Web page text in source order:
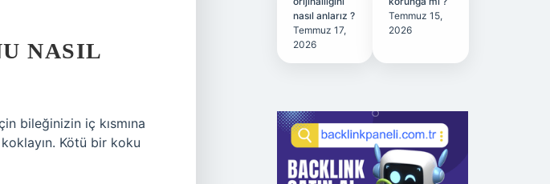
NASIL
bileğinizin iç kısmına
Kötü bir koku
nasıl anlarız ?
Temmuz 17,
2026
Temmuz 15,
2026